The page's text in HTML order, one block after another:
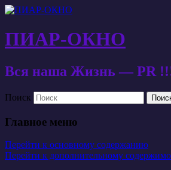
ПИАР-ОКНО
Вся наша Жизнь — PR
Поиск
Главное меню
Перейти к основному содержанию
Перейти к дополнительному